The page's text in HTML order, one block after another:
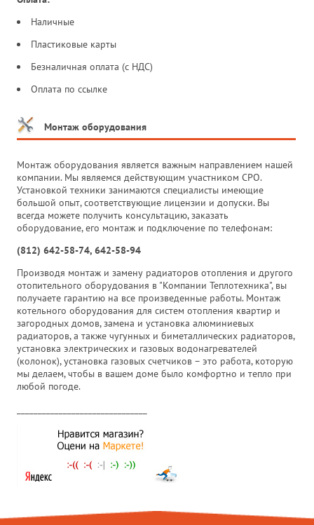
Наличные
Пластиковые карты
Безналичная оплата (с НДС)
Оплата по ссылке
Монтаж оборудования
Монтаж оборудования является важным направлением нашей
компании. Мы являемся действующим участником СРО.
Установкой техники занимаются специалисты имеющие
большой опыт, соответствующие лицензии и допуски. Вы
всегда можете получить консультацию, заказать
оборудование, его монтаж и подключение по телефонам:
(812) 642-58-74, 642-58-94
Производя монтаж и замену радиаторов отопления и другого
отопительного оборудования в "Компании Теплотехника", вы
получаете гарантию на все произведенные работы. Монтаж
котельного оборудования для систем отопления квартир и
загородных домов, замена и установка алюминиевых
радиаторов, а также чугунных и биметаллических радиаторов,
установка электрических и газовых водонагревателей
(колонок), установка газовых счетчиков – это работа, которую
мы делаем, чтобы в вашем доме было комфортно и тепло при
любой погоде.